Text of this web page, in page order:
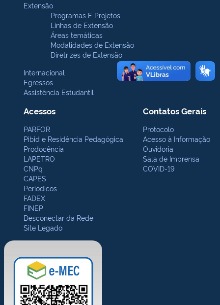
Extensão
Programas E Projetos
Linhas de Extensão
Áreas temáticas
Modalidades de Extensão
Diretrizes de Extensão
Internacional
Egressos
Assistência Estudantil
Acessos
PARFOR
Pibid e Residência Pedagógica
Prodocência
LAPETRO
CNPq
CAPES
Periódicos
FADEX
FINEP
Desconectar da Rede
Site Legado
Contatos Gerais
Protocolo
Acesso à Informação
Ouvidoria
Sala de Imprensa
COVID-19